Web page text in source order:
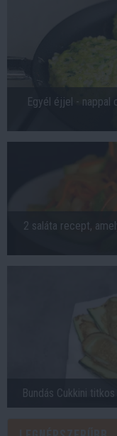
Egyél éjjel -
2 saláta recept,
Bundás Cukkini